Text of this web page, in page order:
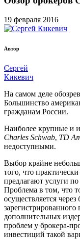
19 февраля 2016
Автор
Сергей
Кикевич
На самом деле
Большинство
гражданам России.
Наиболее крупные и
Charles Schwab, TD
недоступными.
Выбор крайне
того, что
предлагают услуги
Проблема в том, что
осуществляется
дополнительных
проблем у брокера-
инвестиций такой